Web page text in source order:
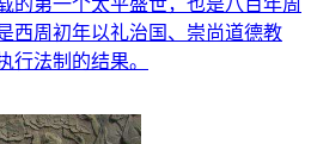
的第一个太平盛世，也是八百年周
西周初年以礼治国、崇尚道德教
行法制的结果。